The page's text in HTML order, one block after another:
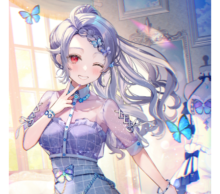
LINK
muevoクラウドファンディング
muevoコミュニティ
ぶいクラ！by muevo
FUKAKACHI+
Follow us
Official SNS